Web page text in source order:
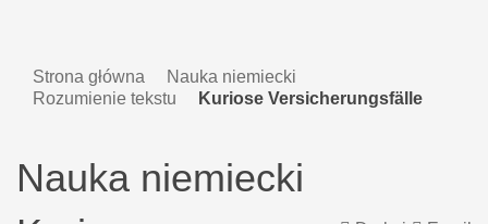
Strona główna
Nauka niemiecki
Rozumienie tekstu
Kuriose Versicherungsfälle
Nauka niemiecki